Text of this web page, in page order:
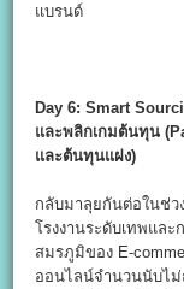
แบรนด์
Day 6: Smart
และพลิกเกมต้นทุน
และต้นทุนแฝง)
กลับมาลุยกันต่อในช่ว
โรงงานระดับเทพแล
สมรภูมิของ E-
ออนไลน์จำนวนนับไม่